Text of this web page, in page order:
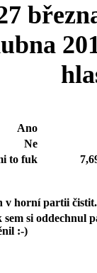
Ano
Ne
to fuk
horní partii
sem si oddechnul
:-)